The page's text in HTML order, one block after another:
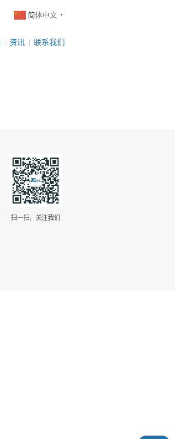
简体中文 ▼
资讯 联系我们
扫一扫，关注我们